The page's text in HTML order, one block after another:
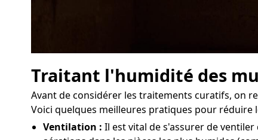
Traitant l'humidité des
Avant de considérer les traitements curatifs, on
Voici quelques meilleures pratiques pour réduire
Ventilation : Il est vital de s'assurer de